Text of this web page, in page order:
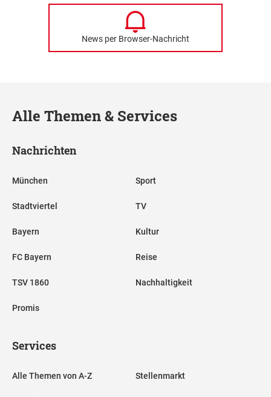
News per Browser-Nachricht
Alle Themen & Services
Nachrichten
München
Stadtviertel
Bayern
FC Bayern
TSV 1860
Promis
Sport
TV
Kultur
Reise
Nachhaltigkeit
Services
Alle Themen von A-Z Stellenmarkt